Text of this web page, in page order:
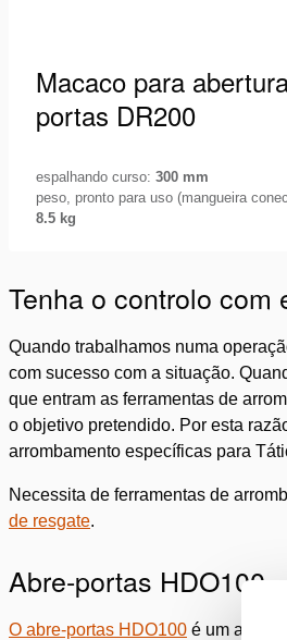
Macaco para
portas DR200
espalhando curso: 300 mm
peso, pronto para uso (mangueira
8.5 kg
Projetado para arrombamento
portas com abertura interna e
Tenha o controlo com
Quando trabalhamos numa
com sucesso com a situação.
que entram as ferramentas de
o objetivo pretendido. Por esta
arrombamento específicas para
Necessita de ferramentas de
de resgate.
Abre-portas HDO100
O abre-portas HDO100 é um abre-